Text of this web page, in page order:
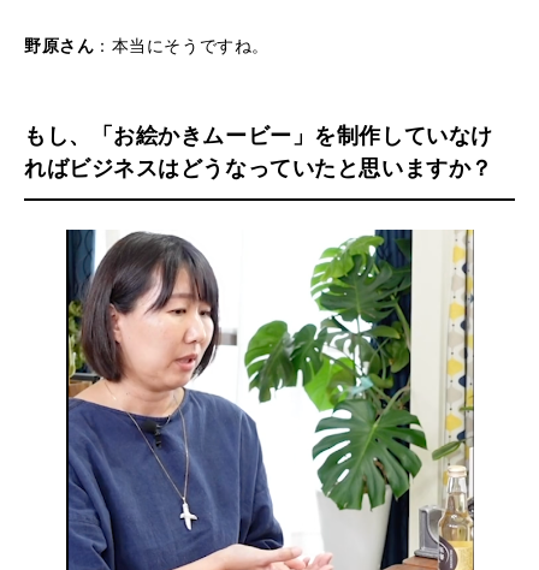
野原さん ：本当にそうですね。
もし、「お絵かきムービー」を制作していなけ
ればビジネスはどうなっていたと思いますか？